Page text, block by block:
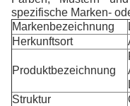
spezifische Marken-
Markenbezeichnung
Herkunftsort
Produktbezeichnung
Struktur